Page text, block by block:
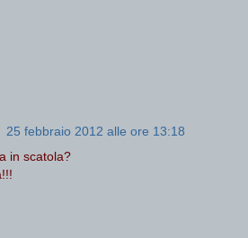
25 febbraio 2012 alle ore 13:18
in scatola?